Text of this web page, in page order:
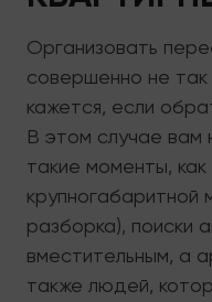
Организовать
совершенно не так
кажется, если
В этом случае вам
такие моменты,
разборка), поиски
вместительным, а
также людей,